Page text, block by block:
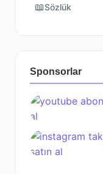
📖Sözlük
Sponsorlar